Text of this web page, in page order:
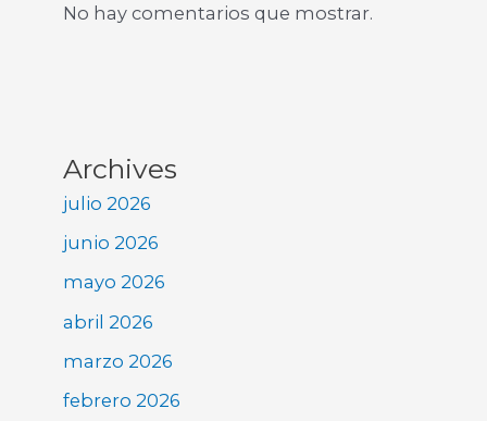
No hay comentarios que mostrar.
Archives
julio 2026
junio 2026
mayo 2026
abril 2026
marzo 2026
febrero 2026